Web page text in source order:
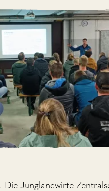
Junglandwirte